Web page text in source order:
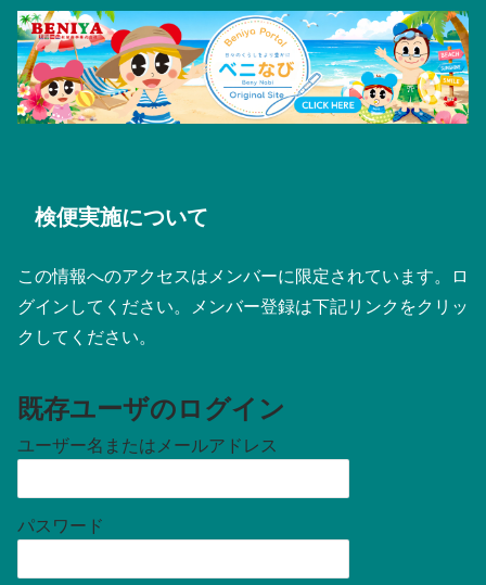
検便実施について
この情報へのアクセスはメンバーに限定されています。ロ
グインしてください。メンバー登録は下記リンクをクリッ
クしてください。
既存ユーザのログイン
ユーザー名またはメールアドレス
パスワード